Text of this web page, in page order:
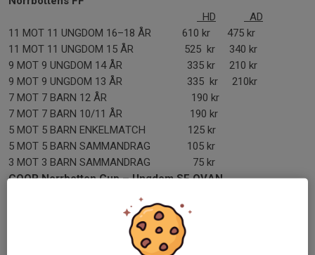
HD
AD
11 MOT 11 UNGDOM 16–18 ÅR 610 kr 475 kr
11 MOT 11 UNGDOM 15 ÅR 525 kr 340 kr
9 MOT 9 UNGDOM 14 ÅR 335 kr 210 kr
9 MOT 9 UNGDOM 13 ÅR 335 kr 210kr
7 MOT 7 BARN 12 ÅR 190 kr
7 MOT 7 BARN 10/11 ÅR 190 kr
5 MOT 5 BARN ENKELMATCH 125 kr
5 MOT 5 BARN SAMMANDRAG 105 kr
3 MOT 3 BARN SAMMANDRAG 75 kr
COOP Norrbotten Cup – Ungdom SE OVAN
Reseersättning för domare i barn- och ungdomsfotbollen
• Buss för resor över 10km enkel väg – Enbart mot uppvisande